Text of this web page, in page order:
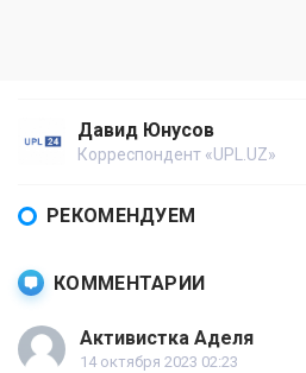
Давид Юнусов
Корреспондент «UPL.UZ»
РЕКОМЕНДУЕМ
КОММЕНТАРИИ
Активистка Аделя
14 октября 2023 02:23